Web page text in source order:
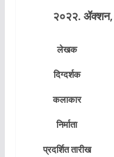
२०२२. ॲक्शन,
लेखक
दिग्दर्शक
कलाकार
निर्माता
प्रदर्शित तारीख